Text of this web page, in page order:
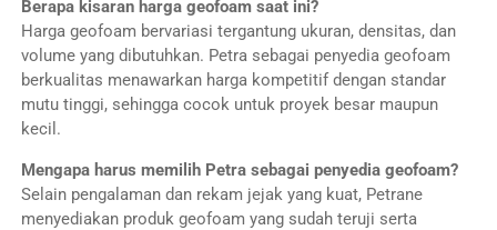
Berapa kisaran harga geofoam saat ini?
Harga geofoam bervariasi tergantung ukuran, densitas, dan
volume yang dibutuhkan. Petra sebagai penyedia geofoam
berkualitas menawarkan harga kompetitif dengan standar
mutu tinggi, sehingga cocok untuk proyek besar maupun
kecil.
Mengapa harus memilih Petra sebagai penyedia geofoam?
Selain pengalaman dan rekam jejak yang kuat, Petrane
menyediakan produk geofoam yang sudah teruji serta